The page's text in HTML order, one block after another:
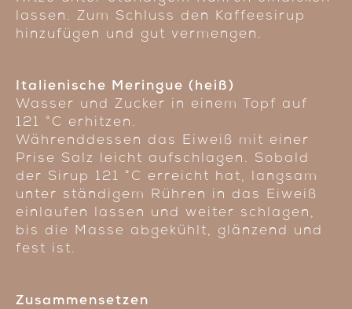
lassen. Zum Schluss den Kaffeesirup
hinzufügen und gut vermengen.
Italienische Meringue (heiß)
Wasser und Zucker in einem Topf auf
121 °C erhitzen.
Währenddessen das Eiweiß mit einer
Prise Salz leicht aufschlagen. Sobald
der Sirup 121 °C erreicht hat, langsam
unter ständigem Rühren in das Eiweiß
einlaufen lassen und weiter schlagen,
bis die Masse abgekühlt, glänzend und
fest ist.
Zusammensetzen